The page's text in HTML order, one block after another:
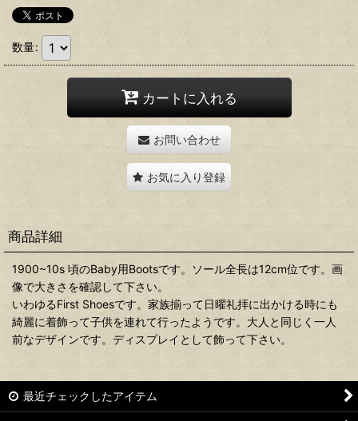
数量:
カートに入れる
お問い合わせ
お気に入り登録
商品詳細
1900~10s 頃のBaby用Bootsです。ソール全長は12cm位です。画
像で大きさを確認して下さい。
いわゆるFirst Shoesです。家族揃って日曜礼拝に出かける時にも
綺麗に着飾って子供を連れて行ったようです。大人と同じく一人
前なデザインです。ディスプレイとして飾って下さい。
最近チェックしたアイテム